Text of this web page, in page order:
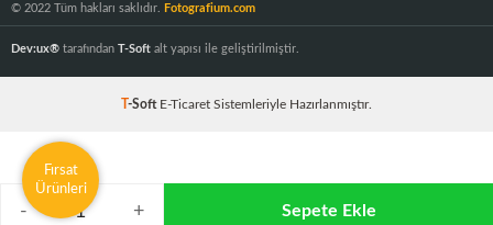
- + Sepete Ekle
© 2022 Tüm hakları saklıdır. Fotografium.com
Dev:ux® tarafından T-Soft alt yapısı ile geliştirilmiştir.
T-Soft E-Ticaret Sistemleriyle Hazırlanmıştır.
Fırsat
Ürünleri